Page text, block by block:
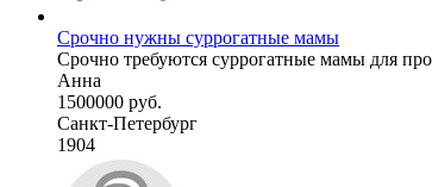
Срочно нужны суррогатные мамы
Срочно требуются суррогатные мамы для
Анна
1500000 руб.
Санкт-Петербург
1904